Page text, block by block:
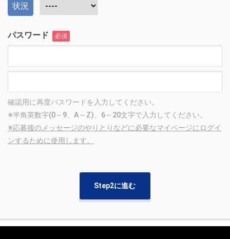
状況
パスワード 必須
確認用に再度パスワードを入力してください。
※半角英数字(0～9、A～Z)、6～20文字で入力してください。
※応募後のメッセージのやりとりなどに必要なマイページにログイ
ンするために使用します。